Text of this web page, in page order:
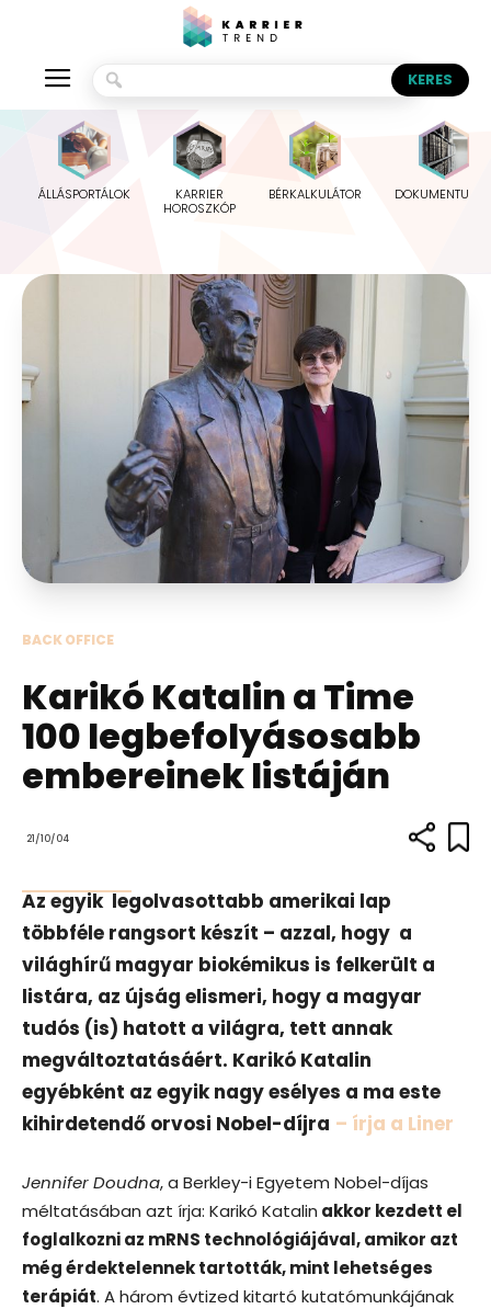
ÁLLÁSPORTÁLOK
KARRIER
HOROSZKÓP
BÉRKALKULÁTOR
BACK OFFICE
Karikó Katalin a Time
100 legbefolyásosabb
embereinek listáján
21/10/04
Az egyik legolvasottabb amerikai lap
többféle rangsort készít – azzal, hogy a
világhírű magyar biokémikus is felkerült a
listára, az újság elismeri, hogy a magyar
tudós (is) hatott a világra, tett annak
megváltoztatásáért. Karikó Katalin
egyébként az egyik nagy esélyes a ma este
kihirdetendő orvosi Nobel-díjra – írja a Liner
Jennifer Doudna, a Berkley-i Egyetem Nobel-díjas
méltatásában azt írja: Karikó Katalin akkor kezdett el
foglalkozni az mRNS technológiájával, amikor azt
még érdektelennek tartották, mint lehetséges
terápiát. A három évtized kitartó kutatómunkájának